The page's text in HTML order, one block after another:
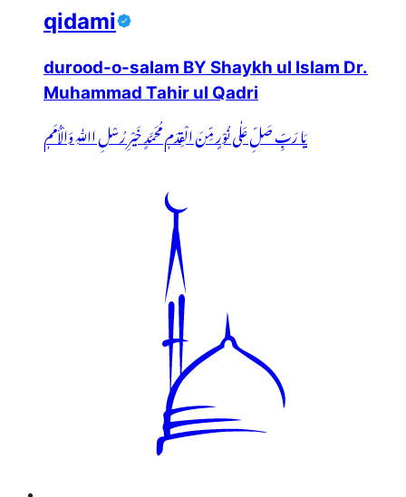
qidami
durood-o-salam BY Shaykh ul Islam Dr.
Muhammad Tahir ul Qadri
یَا رَبِّ صَلِّ عَلٰی نُوْرٍ مِّنَ الْقِدَمٖ مُحَمَّدٍ خَیْرِ رُسْلِ اﷲِ وَالْأُمَمٖ